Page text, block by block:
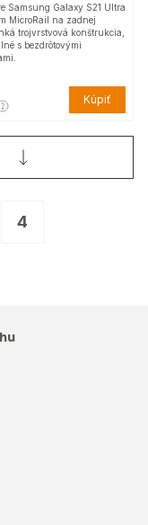
Samsung Galaxy S21 Ultra
MicroRail na zadnej
trojvrstvová konštrukcia,
s bezdrôtovými
Kúpiť
4